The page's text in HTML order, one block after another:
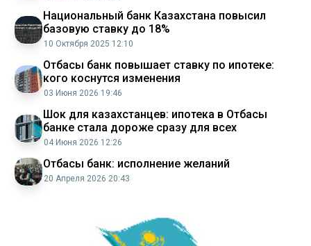
Национальный банк Казахстана повысил
базовую ставку до 18%
10 Октября 2025 12:10
Отбасы банк повышает ставку по ипотеке:
кого коснутся изменения
03 Июня 2026 19:46
Шок для казахстанцев: ипотека в Отбасы
банке стала дороже сразу для всех
04 Июня 2026 12:26
Отбасы банк: исполнение желаний
20 Апреля 2026 20:43